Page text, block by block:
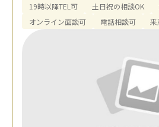
19時以降TEL可 土日祝の相談OK
オンライン面談可
電話相談可 来